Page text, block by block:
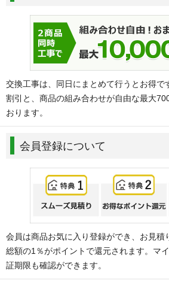
交換工事は、同日にまとめて行うとお得で
割引と、商品の組み合わせが自由な最大
おります。
会員登録について
会員は商品お気に入り登録ができ、お見積
総額の1％がポイントで還元されます。マ
証期限も確認ができます。